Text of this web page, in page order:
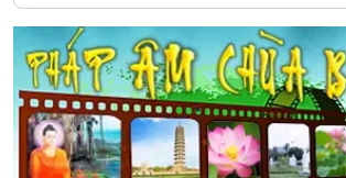
Hà Nội: Long trọng lễ khởi công xây
dựng Trung tâm văn hóa Phật giáo Thủ
đô
Hà Nội: Ngày tu học cuối cùng khép lại